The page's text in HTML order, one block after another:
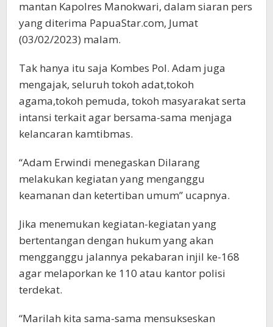
mantan Kapolres Manokwari, dalam siaran pers
yang diterima PapuaStar.com, Jumat
(03/02/2023) malam.
Tak hanya itu saja Kombes Pol. Adam juga
mengajak, seluruh tokoh adat,tokoh
agama,tokoh pemuda, tokoh masyarakat serta
intansi terkait agar bersama-sama menjaga
kelancaran kamtibmas.
“Adam Erwindi menegaskan Dilarang
melakukan kegiatan yang menganggu
keamanan dan ketertiban umum” ucapnya.
Jika menemukan kegiatan-kegiatan yang
bertentangan dengan hukum yang akan
mengganggu jalannya pekabaran injil ke-168
agar melaporkan ke 110 atau kantor polisi
terdekat.
“Marilah kita sama-sama mensukseskan